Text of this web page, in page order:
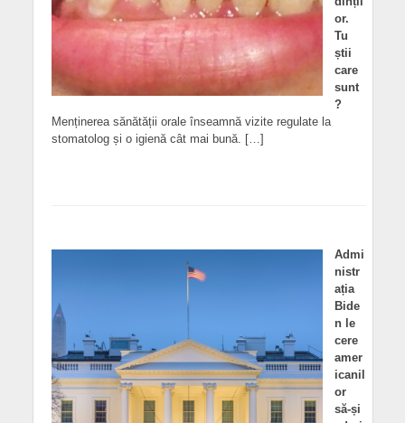
or.
Tu
știi
care
sunt
?
Menținerea sănătății orale înseamnă vizite regulate la
stomatolog și o igienă cât mai bună. […]
Admi
nistr
ația
Bide
n le
cere
amer
icanil
or
să-și